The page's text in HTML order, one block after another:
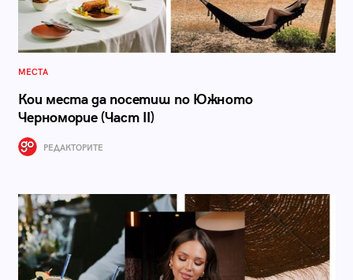
МЕСТА
Кои места да посетиш по Южното
Черноморие (Част II)
РЕДАКТОРИТЕ